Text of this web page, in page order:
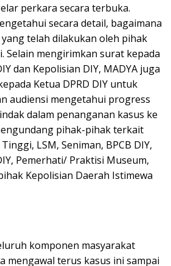
perkara secara terbuka.
secara detail, bagaimana
telah dilakukan oleh pihak
Selain mengirimkan surat kepada
dan Kepolisian DIY, MADYA juga
Ketua DPRD DIY untuk
audiensi mengetahui progress
dalam penanganan kasus ke
pihak-pihak terkait
LSM, Seniman, BPCB DIY,
Pemerhati/ Praktisi Museum,
Kepolisian Daerah Istimewa
komponen masyarakat
mengawal terus kasus ini sampai